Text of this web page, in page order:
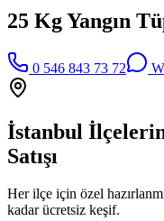
25 Kg Yangın
0 546 843 73 72
İstanbul
Satışı
Her ilçe için özel
kadar ücretsiz keşif.